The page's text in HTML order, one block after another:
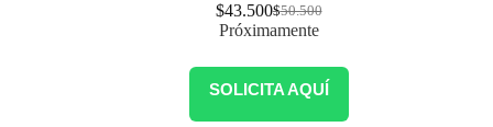
$50.500
$43.500
Próximamente
SOLICITA AQUÍ